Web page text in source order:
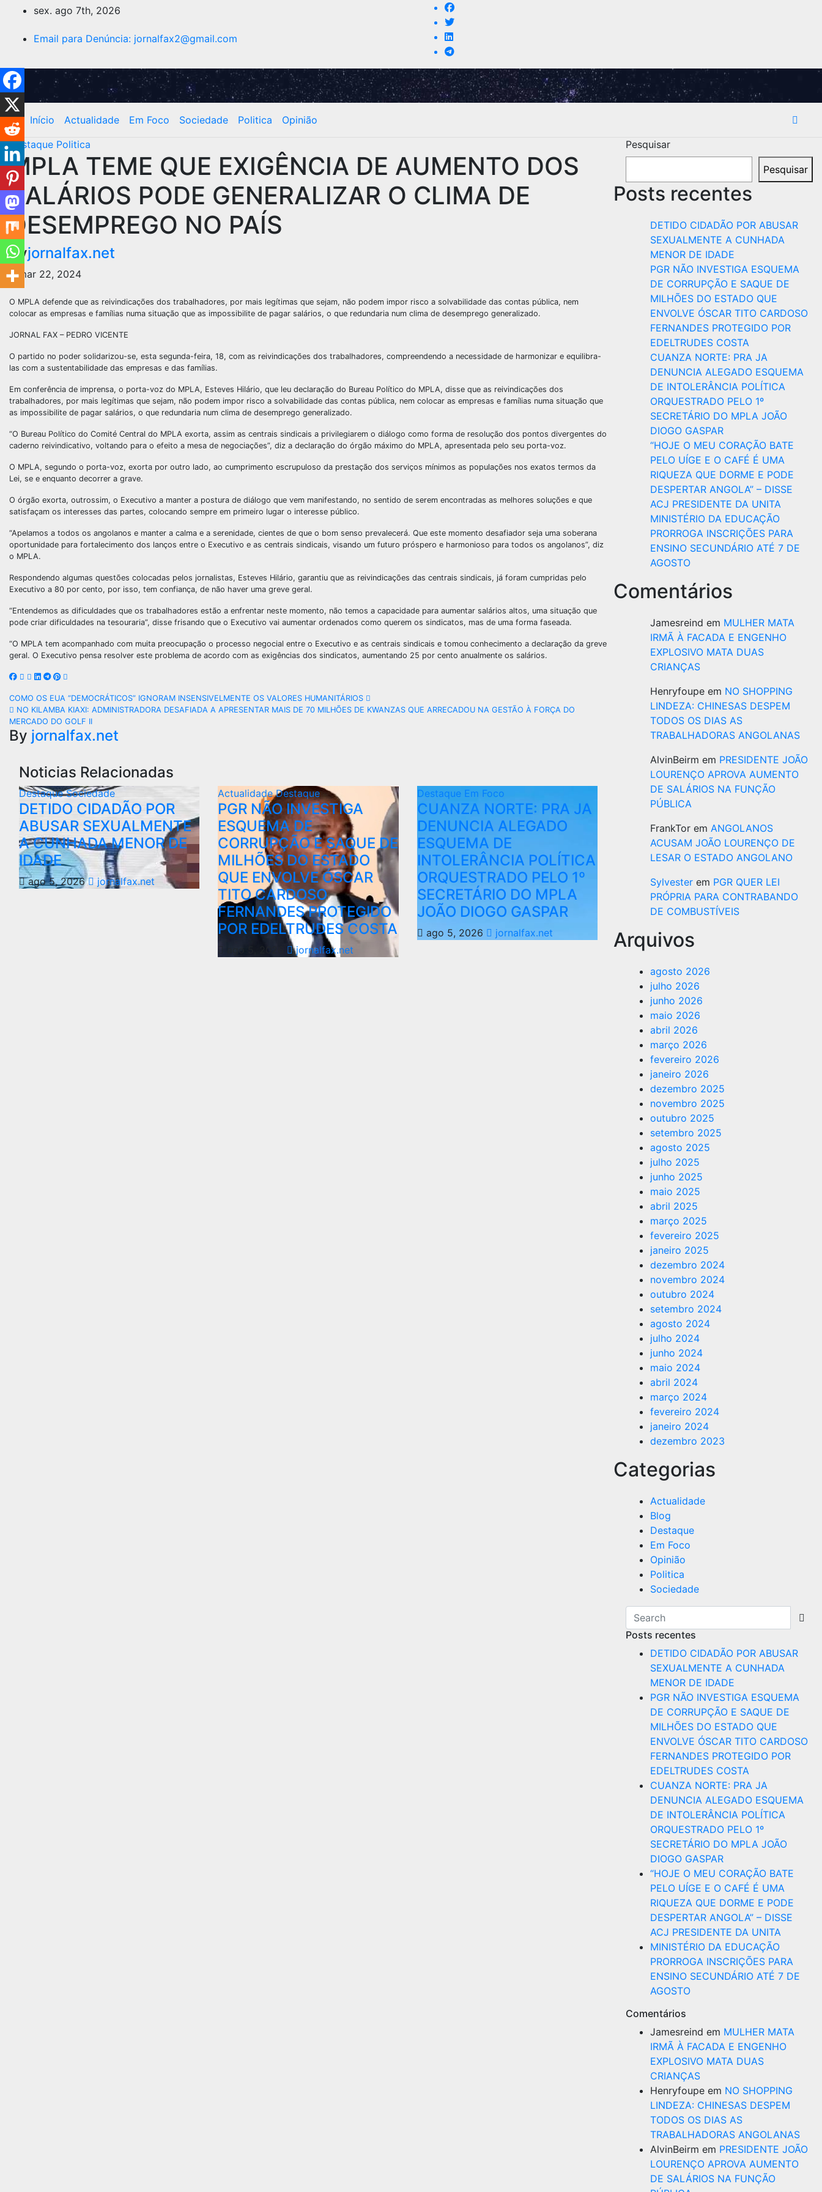
sex. ago 7th, 2026
Email para Denúncia: jornalfax2@gmail.com
Início Actualidade Em Foco Sociedade Politica
Opinião
Destaque Politica
MPLA TEME QUE EXIGÊNCIA DE AUMENTO DOS
SALÁRIOS PODE GENERALIZAR O CLIMA DE
DESEMPREGO NO PAÍS
Byjornalfax.net
mar 22, 2024
O MPLA defende que as reivindicações dos trabalhadores, por mais legítimas que sejam, não podem impor risco a solvabilidade das contas pública, nem
colocar as empresas e famílias numa situação que as impossibilite de pagar salários, o que redundaria num clima de desemprego generalizado.
JORNAL FAX – PEDRO VICENTE
O partido no poder solidarizou-se, esta segunda-feira, 18, com as reivindicações dos trabalhadores, compreendendo a necessidade de harmonizar e equilibra-
las com a sustentabilidade das empresas e das famílias.
Em conferência de imprensa, o porta-voz do MPLA, Esteves Hilário, que leu declaração do Bureau Político do MPLA, disse que as reivindicações dos
trabalhadores, por mais legítimas que sejam, não podem impor risco a solvabilidade das contas pública, nem colocar as empresas e famílias numa situação que
as impossibilite de pagar salários, o que redundaria num clima de desemprego generalizado.
“O Bureau Político do Comité Central do MPLA exorta, assim as centrais sindicais a privilegiarem o diálogo como forma de resolução dos pontos divergentes do
caderno reivindicativo, voltando para o efeito a mesa de negociações”, diz a declaração do órgão máximo do MPLA, apresentada pelo seu porta-voz.
O MPLA, segundo o porta-voz, exorta por outro lado, ao cumprimento escrupuloso da prestação dos serviços mínimos as populações nos exatos termos da
Lei, se e enquanto decorrer a grave.
O órgão exorta, outrossim, o Executivo a manter a postura de diálogo que vem manifestando, no sentido de serem encontradas as melhores soluções e que
satisfaçam os interesses das partes, colocando sempre em primeiro lugar o interesse público.
“Apelamos a todos os angolanos e manter a calma e a serenidade, cientes de que o bom senso prevalecerá. Que este momento desafiador seja uma soberana
oportunidade para fortalecimento dos lanços entre o Executivo e as centrais sindicais, visando um futuro próspero e harmonioso para todos os angolanos”, diz
o MPLA.
Respondendo algumas questões colocadas pelos jornalistas, Esteves Hilário, garantiu que as reivindicações das centrais sindicais, já foram cumpridas pelo
Executivo a 80 por cento, por isso, tem confiança, de não haver uma greve geral.
“Entendemos as dificuldades que os trabalhadores estão a enfrentar neste momento, não temos a capacidade para aumentar salários altos, uma situação que
pode criar dificuldades na tesouraria”, disse frisando que o Executivo vai aumentar ordenados como querem os sindicatos, mas de uma forma faseada.
“O MPLA tem acompanhado com muita preocupação o processo negocial entre o Executivo e as centrais sindicais e tomou conhecimento a declaração da greve
geral. O Executivo pensa resolver este problema de acordo com as exigências dos sindicatos, aumentando 25 por cento anualmente os salários.
COMO OS EUA “DEMOCRÁTICOS” IGNORAM INSENSIVELMENTE OS VALORES HUMANITÁRIOS
NO KILAMBA KIAXI: ADMINISTRADORA DESAFIADA A APRESENTAR MAIS DE 70 MILHÕES DE KWANZAS QUE ARRECADOU NA GESTÃO À FORÇA DO
MERCADO DO GOLF II
By jornalfax.net
Noticias Relacionadas
DestaqueSociedade
DETIDO CIDADÃO POR
ABUSAR SEXUALMENTE
A CUNHADA MENOR DE
IDADE
ago 5, 2026 jornalfax.net
ActualidadeDestaque
PGR NÃO INVESTIGA
ESQUEMA DE
CORRUPÇÃO E SAQUE DE
MILHÕES DO ESTADO
QUE ENVOLVE ÓSCAR
TITO CARDOSO
FERNANDES PROTEGIDO
POR EDELTRUDES COSTA
jornalfax.net
Destaque Em Foco
CUANZA NORTE: PRA JA
DENUNCIA ALEGADO
ESQUEMA DE
INTOLERÂNCIA POLÍTICA
ORQUESTRADO PELO 1º
SECRETÁRIO DO MPLA
JOÃO DIOGO GASPAR
ago 5, 2026 jornalfax.net
Pesquisar
Pesquisar
Posts recentes
DETIDO CIDADÃO POR ABUSAR
SEXUALMENTE A CUNHADA
MENOR DE IDADE
PGR NÃO INVESTIGA ESQUEMA
DE CORRUPÇÃO E SAQUE DE
MILHÕES DO ESTADO QUE
ENVOLVE ÓSCAR TITO CARDOSO
FERNANDES PROTEGIDO POR
EDELTRUDES COSTA
CUANZA NORTE: PRA JA
DENUNCIA ALEGADO ESQUEMA
DE INTOLERÂNCIA POLÍTICA
ORQUESTRADO PELO 1º
SECRETÁRIO DO MPLA JOÃO
DIOGO GASPAR
“HOJE O MEU CORAÇÃO BATE
PELO UÍGE E O CAFÉ É UMA
RIQUEZA QUE DORME E PODE
DESPERTAR ANGOLA” – DISSE
ACJ PRESIDENTE DA UNITA
MINISTÉRIO DA EDUCAÇÃO
PRORROGA INSCRIÇÕES PARA
ENSINO SECUNDÁRIO ATÉ 7 DE
AGOSTO
Comentários
Jamesreind em MULHER MATA
IRMÃ À FACADA E ENGENHO
EXPLOSIVO MATA DUAS
CRIANÇAS
Henryfoupe em NO SHOPPING
LINDEZA: CHINESAS DESPEM
TODOS OS DIAS AS
TRABALHADORAS ANGOLANAS
AlvinBeirm em PRESIDENTE JOÃO
LOURENÇO APROVA AUMENTO
DE SALÁRIOS NA FUNÇÃO
PÚBLICA
FrankTor em ANGOLANOS
ACUSAM JOÃO LOURENÇO DE
LESAR O ESTADO ANGOLANO
Sylvester em PGR QUER LEI
PRÓPRIA PARA CONTRABANDO
DE COMBUSTÍVEIS
Arquivos
agosto 2026
julho 2026
junho 2026
maio 2026
abril 2026
março 2026
fevereiro 2026
janeiro 2026
dezembro 2025
novembro 2025
outubro 2025
setembro 2025
agosto 2025
julho 2025
junho 2025
maio 2025
abril 2025
março 2025
fevereiro 2025
janeiro 2025
dezembro 2024
novembro 2024
outubro 2024
setembro 2024
agosto 2024
julho 2024
junho 2024
maio 2024
abril 2024
março 2024
fevereiro 2024
janeiro 2024
dezembro 2023
Categorias
Actualidade
Blog
Destaque
Em Foco
Opinião
Politica
Sociedade
Posts recentes
DETIDO CIDADÃO POR ABUSAR
SEXUALMENTE A CUNHADA
MENOR DE IDADE
PGR NÃO INVESTIGA ESQUEMA
DE CORRUPÇÃO E SAQUE DE
MILHÕES DO ESTADO QUE
ENVOLVE ÓSCAR TITO CARDOSO
FERNANDES PROTEGIDO POR
EDELTRUDES COSTA
CUANZA NORTE: PRA JA
DENUNCIA ALEGADO ESQUEMA
DE INTOLERÂNCIA POLÍTICA
ORQUESTRADO PELO 1º
SECRETÁRIO DO MPLA JOÃO
DIOGO GASPAR
“HOJE O MEU CORAÇÃO BATE
PELO UÍGE E O CAFÉ É UMA
RIQUEZA QUE DORME E PODE
DESPERTAR ANGOLA” – DISSE
ACJ PRESIDENTE DA UNITA
MINISTÉRIO DA EDUCAÇÃO
PRORROGA INSCRIÇÕES PARA
ENSINO SECUNDÁRIO ATÉ 7 DE
AGOSTO
Comentários
Jamesreind em MULHER MATA
IRMÃ À FACADA E ENGENHO
EXPLOSIVO MATA DUAS
CRIANÇAS
Henryfoupe em NO SHOPPING
LINDEZA: CHINESAS DESPEM
TODOS OS DIAS AS
TRABALHADORAS ANGOLANAS
AlvinBeirm em PRESIDENTE JOÃO
LOURENÇO APROVA AUMENTO
DE SALÁRIOS NA FUNÇÃO